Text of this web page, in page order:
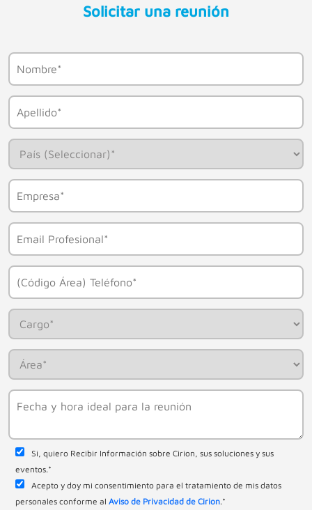
Solicitar una reunión
Si, quiero Recibir Información sobre Cirion, sus soluciones y sus
eventos.*
Acepto y doy mi consentimiento para el tratamiento de mis datos
personales conforme al Aviso de Privacidad de Cirion.*